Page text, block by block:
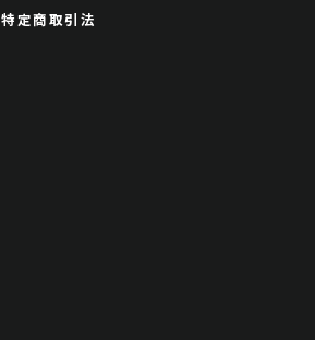
特定商取引法